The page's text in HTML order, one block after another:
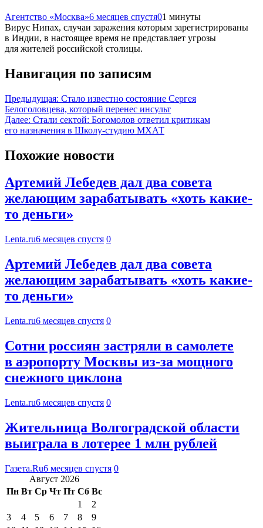
Агентство «Москва»6 месяцев спустя01 минуты
Вирус Нипах, случаи заражения которым зарегистрированы
в Индии, в настоящее время не представляет угрозы
для жителей российской столицы.
Навигация по записям
Предыдущая: Стало известно состояние Сергея
Белоголовцева, который перенес инсульт
Далее: Стали сектой: Богомолов ответил критикам
его назначения в Школу-студию МХАТ
Похожие новости
Артемий Лебедев дал два совета
желающим зарабатывать «хоть какие-
то деньги»
Lenta.ru6 месяцев спустя 0
Артемий Лебедев дал два совета
желающим зарабатывать «хоть какие-
то деньги»
Lenta.ru6 месяцев спустя 0
Сотни россиян застряли в самолете
в аэропорту Москвы из-за мощного
снежного циклона
Lenta.ru6 месяцев спустя 0
Жительница Волгоградской области
выиграла в лотерее 1 млн рублей
Газета.Ru6 месяцев спустя 0
Август 2026
Пн Вт Ср Чт Пт Сб Вс
1
2
3
4 5 6 7 8
9